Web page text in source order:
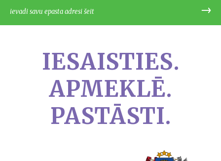
IESAISTIES.
APMEKLĒ.
PASTĀSTI.